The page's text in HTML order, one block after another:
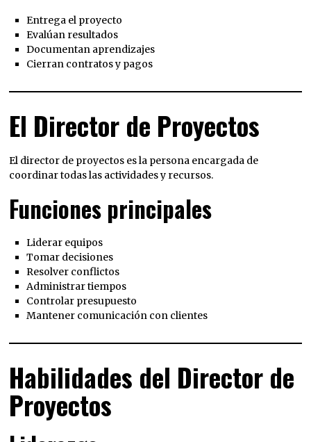
Entrega el proyecto
Evalúan resultados
Documentan aprendizajes
Cierran contratos y pagos
El Director de Proyectos
El director de proyectos es la persona encargada de
coordinar todas las actividades y recursos.
Funciones principales
Liderar equipos
Tomar decisiones
Resolver conflictos
Administrar tiempos
Controlar presupuesto
Mantener comunicación con clientes
Habilidades del Director de
Proyectos